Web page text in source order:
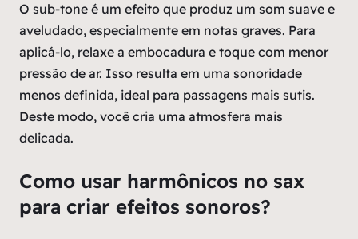
O sub-tone é um efeito que produz um som suave e
aveludado, especialmente em notas graves. Para
aplicá-lo, relaxe a embocadura e toque com menor
pressão de ar. Isso resulta em uma sonoridade
menos definida, ideal para passagens mais sutis.
Deste modo, você cria uma atmosfera mais
delicada.
Como usar harmônicos no sax
para criar efeitos sonoros?